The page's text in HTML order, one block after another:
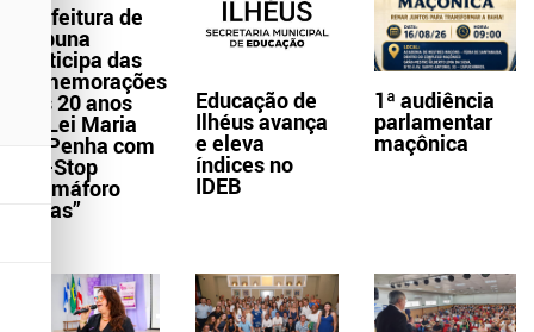
Prefeitura de
Itabuna
participa das
comemorações
dos 20 anos
da Lei Maria
da Penha com
Pit-Stop
“Samáforo
Delas”
Educação de
Ilhéus avança
e eleva
índices no
IDEB
1ª audiência
parlamentar
maçônica